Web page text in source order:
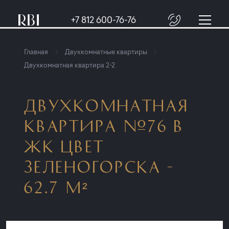
+7 812 600-76-76
Главная
Двухкомнатные квартиры
Двухкомнатная квартира 2-2
ДВУХКОМНАТНАЯ
КВАРТИРА №76 В
ЖК ЦВЕТ
ЗЕЛЕНОГОРСКА -
62.7 М²